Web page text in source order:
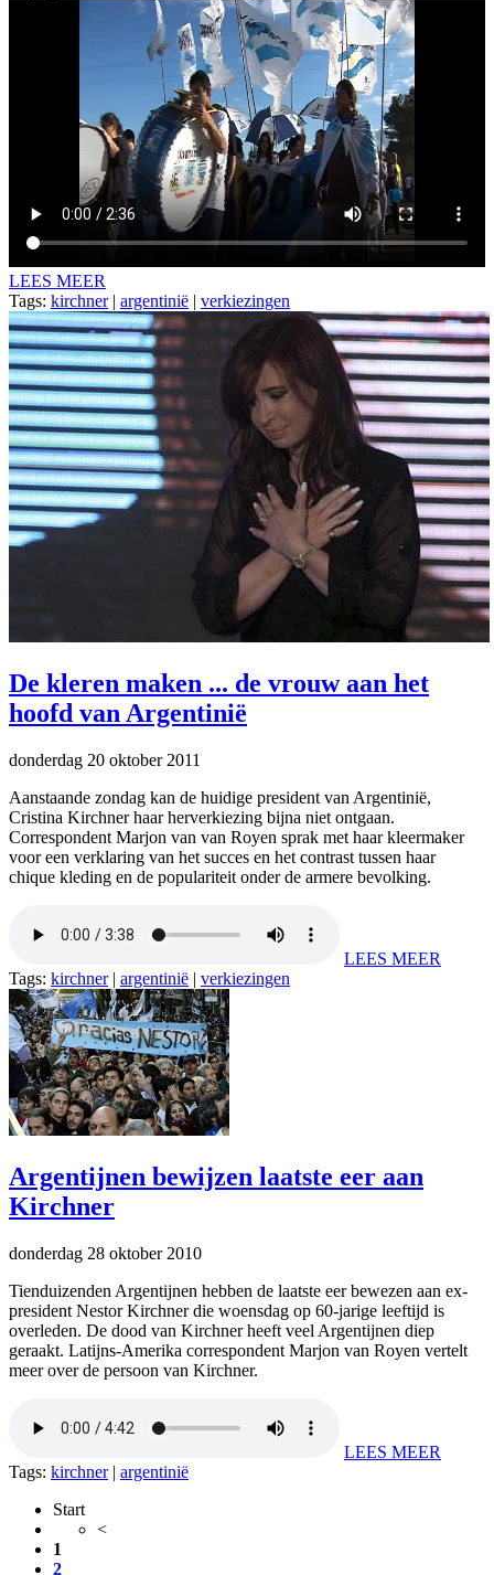
LEES MEER
Tags: kirchner| argentinië | verkiezingen
De kleren maken ... de vrouw aan het
hoofd van Argentinië
donderdag 20 oktober 2011
Aanstaande zondag kan de huidige president van Argentinië,
Cristina Kirchner haar herverkiezing bijna niet ontgaan.
Correspondent Marjon van van Royen sprak met haar kleermaker
voor een verklaring van het succes en het contrast tussen haar
chique kleding en de populariteit onder de armere bevolking.
LEES MEER
Tags: kirchner| argentinië | verkiezingen
Argentijnen bewijzen laatste eer aan
Kirchner
donderdag 28 oktober 2010
Tienduizenden Argentijnen hebben de laatste eer bewezen aan ex-
president Nestor Kirchner die woensdag op 60-jarige leeftijd is
overleden. De dood van Kirchner heeft veel Argentijnen diep
geraakt. Latijns-Amerika correspondent Marjon van Royen vertelt
meer over de persoon van Kirchner.
LEES MEER
Tags: kirchner| argentinië
Start
<
1
2